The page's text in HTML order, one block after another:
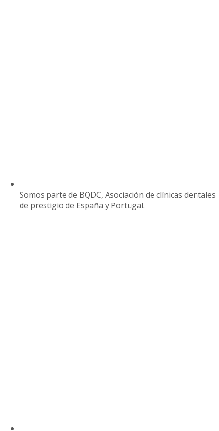
Somos parte de BQDC, Asociación de clínicas dentales
de prestigio de España y Portugal.